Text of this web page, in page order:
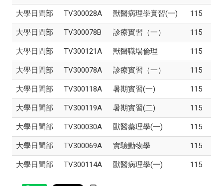
大學日間部 TV300028A 獸醫病理學實習(一) 115
大學日間部 TV300078B 診療實習（一） 115
大學日間部 TV300121A 獸醫職場倫理 115
大學日間部 TV300078A 診療實習（一） 115
大學日間部 TV300118A 暑期實習(一) 115
大學日間部 TV300119A 暑期實習(二) 115
大學日間部 TV300030A 獸醫藥理學(一) 115
大學日間部 TV300069A 實驗動物學 115
大學日間部 TV300114A 獸醫病理學(一) 115